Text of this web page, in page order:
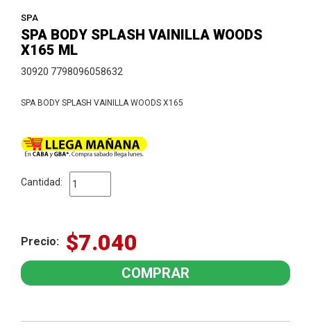
SPA
SPA BODY SPLASH VAINILLA WOODS
X165 ML
30920 7798096058632
SPA BODY SPLASH VAINILLA WOODS X165
Cantidad:
Precio: $7.040